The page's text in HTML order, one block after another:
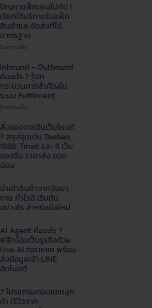
ปัญหาแพ็คของไม่ทัน !
เรียกใช้บริการรับแพ็ค
สินค้าและจัดส่งที่ได้
มาตรฐาน
ปิดความเห็นบน
แพ็ค
ของ
ไม่ทัน
!
เรียก
ใช้
แพ็ค
สินค้า
และ
จัด
มาตรฐาน
Inbound – Outbound
คืออะไร ? รู้จัก
กระบวนการสำคัญใน
ระบบ Fulfillment
ปิดความเห็นบน
–
Outbound
คือ
อะไร
?
สำคัญ
ใน
ระบบ
Fulfillment
สั่งของจากจีนเว็บไหนดี
? สรุปจุดเด่น Taobao,
1688, Tmall และ 8 เว็บ
ของจีน ราคาส่ง ยอด
นิยม
เห็น
บน
สั่ง
ของ
เว็บ
ไหน
ดี
?
สรุป
จุด
เด่น
Taobao,
และ
8
เว็บ
นำเข้าสินค้าจากจีนมา
ขาย กำไรดี เริ่มต้น
อย่างไร สำหรับมือใหม่
เห็น
บน
นำ
เข้า
สินค้า
จาก
จีน
กำไร
ดี
เริ่ม
AI Agent คืออะไร ?
พลิกโฉมเว็บธุรกิจด้วย
Live AI ตอบแชท พร้อม
ส่งข้อมูลเข้า LINE
อัตโนมัติ
เห็น
บน
AI
7 โปรแกรมตอบแชทลูก
ค้า (รีวิวจาก